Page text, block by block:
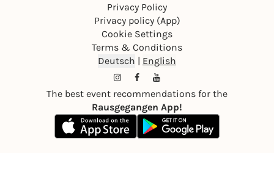
Privacy Policy
Privacy policy (App)
Cookie Settings
Terms & Conditions
Deutsch | English
The best event recommendations for the
Rausgegangen App!